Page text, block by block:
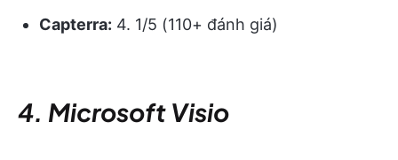
Capterra: 4. 1/5 (110+ đánh giá)
4. Microsoft Visio